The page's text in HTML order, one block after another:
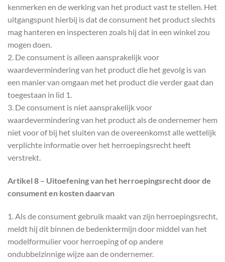
kenmerken en de werking van het product vast te stellen. Het
uitgangspunt hierbij is dat de consument het product slechts
mag hanteren en inspecteren zoals hij dat in een winkel zou
mogen doen.
2. De consument is alleen aansprakelijk voor
waardevermindering van het product die het gevolg is van
een manier van omgaan met het product die verder gaat dan
toegestaan in lid 1.
3. De consument is niet aansprakelijk voor
waardevermindering van het product als de ondernemer hem
niet voor of bij het sluiten van de overeenkomst alle wettelijk
verplichte informatie over het herroepingsrecht heeft
verstrekt.
Artikel 8 – Uitoefening van het herroepingsrecht door de
consument en kosten daarvan
1. Als de consument gebruik maakt van zijn herroepingsrecht,
meldt hij dit binnen de bedenktermijn door middel van het
modelformulier voor herroeping of op andere
ondubbelzinnige wijze aan de ondernemer.